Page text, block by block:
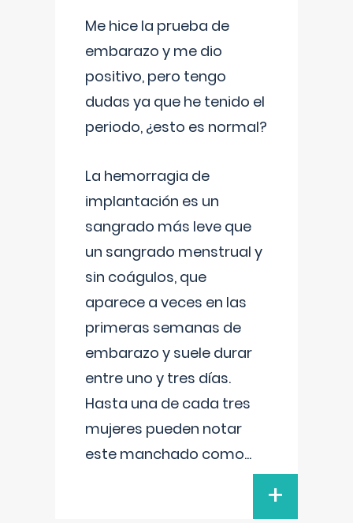
Me hice la prueba de
embarazo y me dio
positivo, pero tengo
dudas ya que he tenido el
periodo, ¿esto es normal?
La hemorragia de
implantación es un
sangrado más leve que
un sangrado menstrual y
sin coágulos, que
aparece a veces en las
primeras semanas de
embarazo y suele durar
entre uno y tres días.
Hasta una de cada tres
mujeres pueden notar
este manchado como...
+